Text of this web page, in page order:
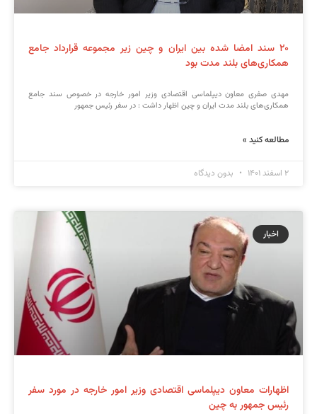
۲۰ سند امضا شده بین ایران و چین زیر مجموعه قرارداد جامع
همکاری‌های بلند مدت بود
مهدی صفری معاون دیپلماسی اقتصادی وزیر امور خارجه در خصوص سند جامع
همکاری‌های بلند مدت ایران و چین اظهار داشت : در سفر رئیس جمهور
مطالعه کنید »
۲ اسفند ۱۴۰۱ بدون دیدگاه
اخبار
اظهارات معاون دیپلماسی اقتصادی وزیر امور خارجه در مورد سفر
رئیس جمهور به چین